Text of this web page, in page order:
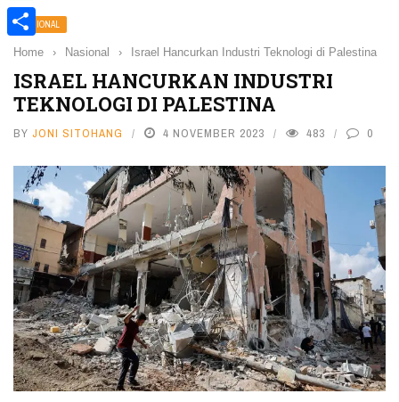
NASIONAL
Home › Nasional › Israel Hancurkan Industri Teknologi di Palestina
ISRAEL HANCURKAN INDUSTRI
TEKNOLOGI DI PALESTINA
BY JONI SITOHANG 4 NOVEMBER 2023 483 0
Line
Share